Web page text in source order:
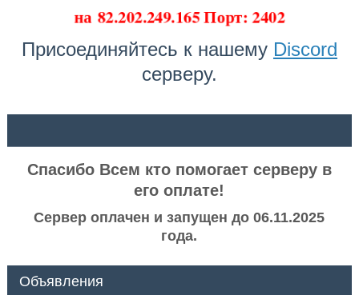
на 82.202.249.165 Порт: 2402
Присоединяйтесь к нашему Discord
серверу.
Спасибо Всем кто помогает серверу в
его оплате!
Сервер оплачен и запущен до 06.11.2025
года.
Объявления